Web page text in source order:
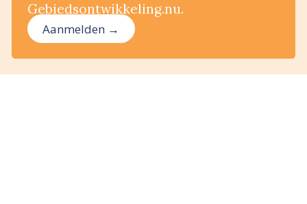
Gebiedsontwikkeling.nu.
Aanmelden →